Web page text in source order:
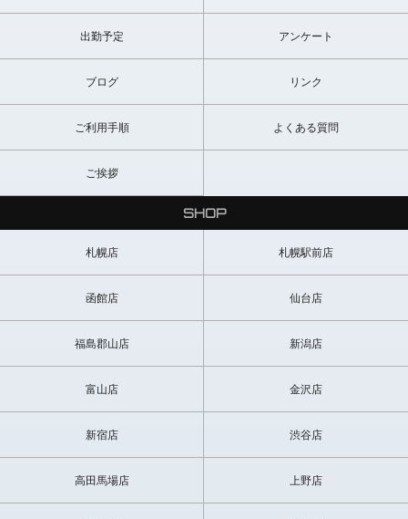
小顔で、見つめられるとこちらが照れてしまうほどかわいらしく
て、終始お話しやすいやわらかい物腰で応対してくれました。
スリムだけど元野球少年らしい引き締まったカラダと、ビンビンに
なってる元気な男の子の部分がめっちゃエロかったです!!
かわいいスポーツ少年好きな方にはたまらないと思います。
是非また指名させていただきたいです。(S様)
可愛くてとってもいい子でした!
以外とあそこが大きくてそのギャップがまたよかったです。
また遊びに行くので、続けて欲しいですね。(Y様)
ショタ顔と高い声で想像以上の美少年でした。
私が手コキしている時の楓君の様子はとても可愛いかったです。(A
様)
楓くん初めて指名させて頂きました!
評判通りの癒し系美少年!!可愛いらしい系の写真どおりの美少年でま
ありがとうございました。(Y様)
楓くん指名させて頂きました!
出勤予定 アンケート
ブログ リンク
ご利用手順 よくある質問
ご挨拶
SHOP
札幌店 札幌駅前店
函館店 仙台店
福島郡山店 新潟店
富山店 金沢店
新宿店 渋谷店
高田馬場店 上野店